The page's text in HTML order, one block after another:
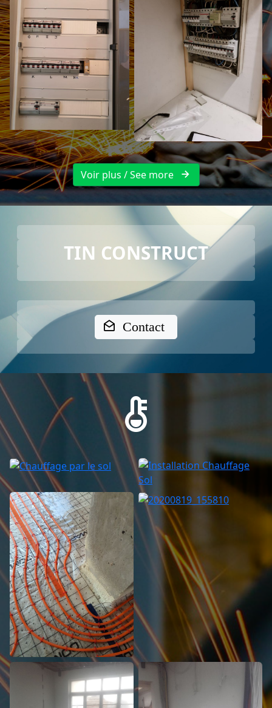
Voir plus / See more
TIN CONSTRUCT
Contact